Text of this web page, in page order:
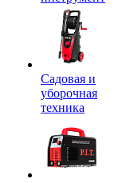
Садовая и
уборочная
техника